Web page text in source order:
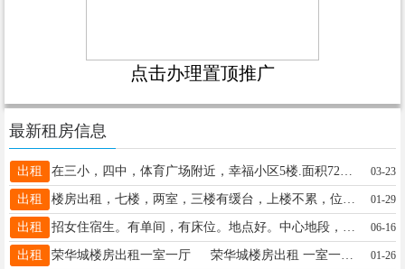
点击办理置顶推广
最新租房信息
出租 03-23
出租 01-29
出租 06-16
出租 荣华城楼房出租一室一厅 荣华城楼房出租 一室一厅 六楼 不靠大山 不是小三阳.干净卫生. 拎包入住.家电齐全.联系电话 18945556305价格便宜 01-26